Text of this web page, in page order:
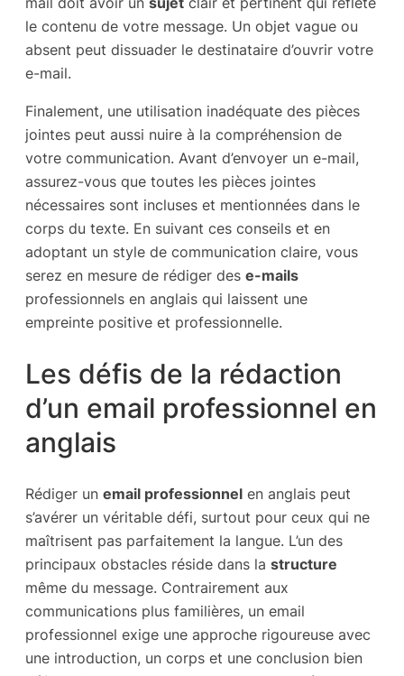
le contenu de votre message. Un objet vague ou
absent peut dissuader le destinataire d’ouvrir votre
e-mail.
Finalement, une utilisation inadéquate des pièces
jointes peut aussi nuire à la compréhension de
votre communication. Avant d’envoyer un e-mail,
assurez-vous que toutes les pièces jointes
nécessaires sont incluses et mentionnées dans le
corps du texte. En suivant ces conseils et en
adoptant un style de communication claire, vous
serez en mesure de rédiger des e-mails
professionnels en anglais qui laissent une
empreinte positive et professionnelle.
Les défis de la rédaction
d’un email professionnel en
anglais
Rédiger un email professionnel en anglais peut
s’avérer un véritable défi, surtout pour ceux qui ne
maîtrisent pas parfaitement la langue. L’un des
principaux obstacles réside dans la structure
même du message. Contrairement aux
communications plus familières, un email
professionnel exige une approche rigoureuse avec
une introduction, un corps et une conclusion bien